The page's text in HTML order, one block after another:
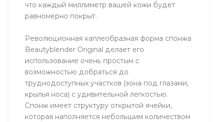
что каждый миллиметр вашей кожи будет
равномерно покрыт.
Революционная каплеобразная форма спонжа
Beautyblender Original делает его
использование очень простым с
возможностью добраться до
труднодоступных участков (зона под глазами,
крылья носа) с удивительной легкостью.
Cпонж имеет структуру открытой ячейки,
которая наполняется небольшим количеством